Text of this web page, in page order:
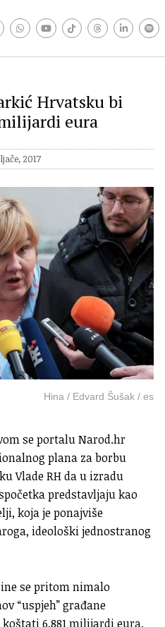
Hrvatsku bi
eura
2017
Hina / Edvard Šušak / es
se portalu Narod.hr
plana za borbu
Vlade RH da u izradu
predstavljaju kao
koja je ponajviše
ideološki jednostranog
se pritom nimalo
“uspjeh” građane
6,881 milijardi eura.